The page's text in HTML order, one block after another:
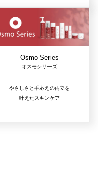
Osmo Series
オスモシリーズ
やさしさと手応えの両立を
叶えたスキンケア